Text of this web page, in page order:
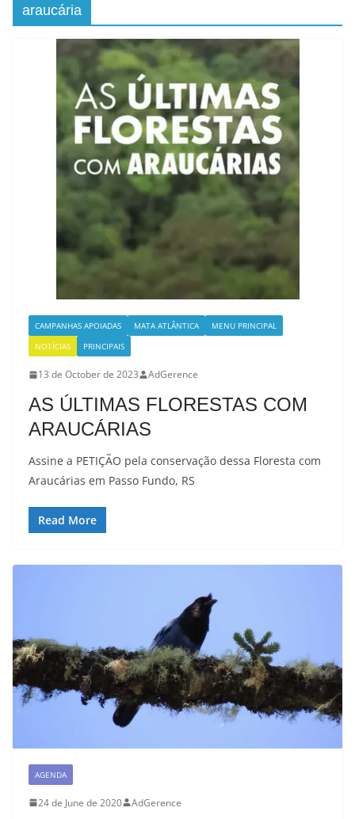
araucária
CAMPANHAS APOIADAS MATA ATLÂNTICA
MENU PRINCIPAL
NOTÍCIAS
PRINCIPAIS
13 de October de 2023 AdGerence
AS ÚLTIMAS FLORESTAS COM
ARAUCÁRIAS
Assine a PETIÇÃO pela conservação dessa Floresta com
Araucárias em Passo Fundo, RS
Read More
AGENDA
24 de June de 2020 AdGerence